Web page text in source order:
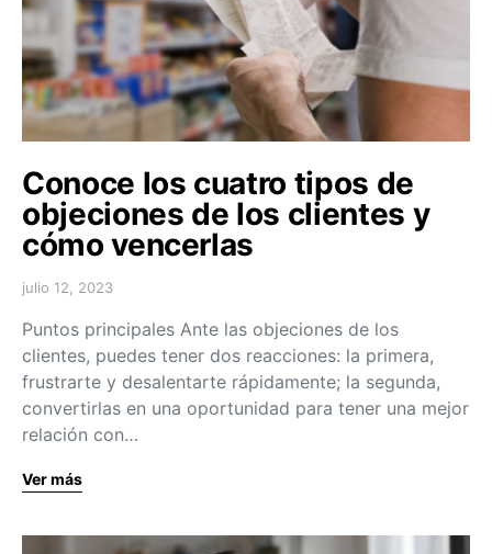
Conoce los cuatro tipos de
objeciones de los clientes y
cómo vencerlas
julio 12, 2023
Puntos principales Ante las objeciones de los
clientes, puedes tener dos reacciones: la primera,
frustrarte y desalentarte rápidamente; la segunda,
convertirlas en una oportunidad para tener una mejor
relación con…
Ver más